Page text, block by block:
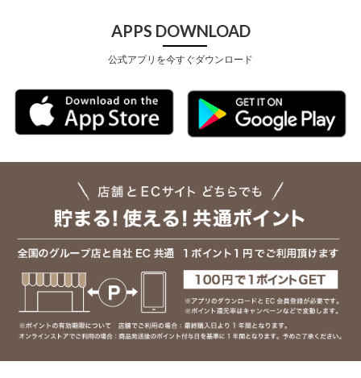
APPS DOWNLOAD
公式アプリを今すぐダウンロード